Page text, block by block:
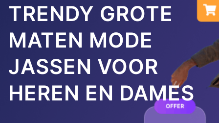
TRENDY GROTE
MATEN MODE
JASSEN VOOR
HEREN EN DAMES